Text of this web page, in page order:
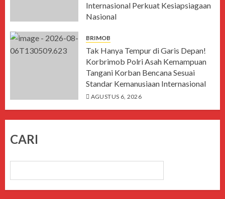
Internasional Perkuat Kesiapsiagaan
Nasional
BRIMOB
Tak Hanya Tempur di Garis Depan!
Korbrimob Polri Asah Kemampuan
Tangani Korban Bencana Sesuai
Standar Kemanusiaan Internasional
AGUSTUS 6, 2026
CARI